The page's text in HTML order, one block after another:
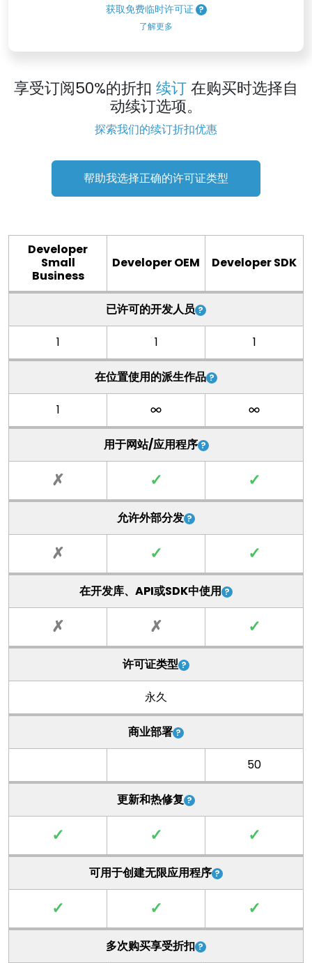
获取免费临时许可证
了解更多
享受订阅50%的折扣 续订在购买时选择自
动续订选项。
探索我们的续订折扣优惠
帮助我选择正确的许可证类型
Developer
Small
Business
Developer OEM Developer SDK
已许可的开发人员
1 1 1
在位置使用的派生作品
1
用于网站/应用程序
✗ ✓ ✓
允许外部分发
✗ ✓ ✓
在开发库、API或SDK中使用
✗ ✗ ✓
许可证类型
永久
商业部署
50
更新和热修复
✓ ✓ ✓
可用于创建无限应用程序
✓ ✓ ✓
多次购买享受折扣